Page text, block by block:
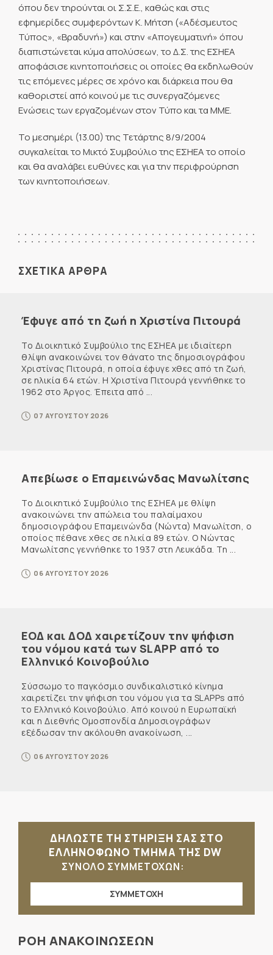
όπου δεν τηρούνται οι Σ.Σ.Ε., καθώς και στις
εφημερίδες συμφερόντων Κ. Μήτση («Αδέσμευτος
Τύπος», «Βραδυνή») και στην «Απογευματινή» όπου
διαπιστώνεται κύμα απολύσεων, το Δ.Σ. της ΕΣΗΕΑ
αποφάσισε κινητοποιήσεις οι οποίες θα εκδηλωθούν
τις επόμενες μέρες σε χρόνο και διάρκεια που θα
καθοριστεί από κοινού με τις συνεργαζόμενες
Ενώσεις των εργαζομένων στον Τύπο και τα ΜΜΕ.
Το μεσημέρι (13.00) της Τετάρτης 8/9/2004
συγκαλείται το Μικτό Συμβούλιο της ΕΣΗΕΑ το οποίο
και θα αναλάβει ευθύνες και για την περιφρούρηση
των κινητοποιήσεων.
ΣΧΕΤΙΚΑ ΑΡΘΡΑ
Έφυγε από τη ζωή η Χριστίνα Πιτουρά
Το Διοικητικό Συμβούλιο της ΕΣΗΕΑ με ιδιαίτερη
θλίψη ανακοινώνει τον θάνατο της δημοσιογράφου
Χριστίνας Πιτουρά, η οποία έφυγε χθες από τη ζωή,
σε ηλικία 64 ετών. Η Χριστίνα Πιτουρά γεννήθηκε το
1962 στο Άργος. Έπειτα από ...
07 ΑΥΓΟΥΣΤΟΥ 2026
Απεβίωσε ο Επαμεινώνδας Μανωλίτσης
Το Διοικητικό Συμβούλιο της ΕΣΗΕΑ με θλίψη
ανακοινώνει την απώλεια του παλαίμαχου
δημοσιογράφου Επαμεινώνδα (Νώντα) Μανωλίτση, ο
οποίος πέθανε χθες σε ηλικία 89 ετών. Ο Νώντας
Μανωλίτσης γεννήθηκε το 1937 στη Λευκάδα. Τη ...
06 ΑΥΓΟΥΣΤΟΥ 2026
ΕΟΔ και ΔΟΔ χαιρετίζουν την ψήφιση
του νόμου κατά των SLAPP από το
Ελληνικό Κοινοβούλιο
Σύσσωμο το παγκόσμιο συνδικαλιστικό κίνημα
χαιρετίζει την ψήφιση του νόμου για τα SLAPPs από
το Ελληνικό Κοινοβούλιο. Από κοινού η Ευρωπαϊκή
και η Διεθνής Ομοσπονδία Δημοσιογράφων
εξέδωσαν την ακόλουθη ανακοίνωση, ...
06 ΑΥΓΟΥΣΤΟΥ 2026
ΔΗΛΩΣΤΕ ΤΗ ΣΤΗΡΙΞΗ ΣΑΣ ΣΤΟ
ΕΛΛΗΝΟΦΩΝΟ ΤΜΗΜΑ ΤΗΣ DW
ΣΥΝΟΛΟ ΣΥΜΜΕΤΟΧΩΝ:
ΣΥΜΜΕΤΟΧΗ
ΡΟΗ ΑΝΑΚΟΙΝΩΣΕΩΝ